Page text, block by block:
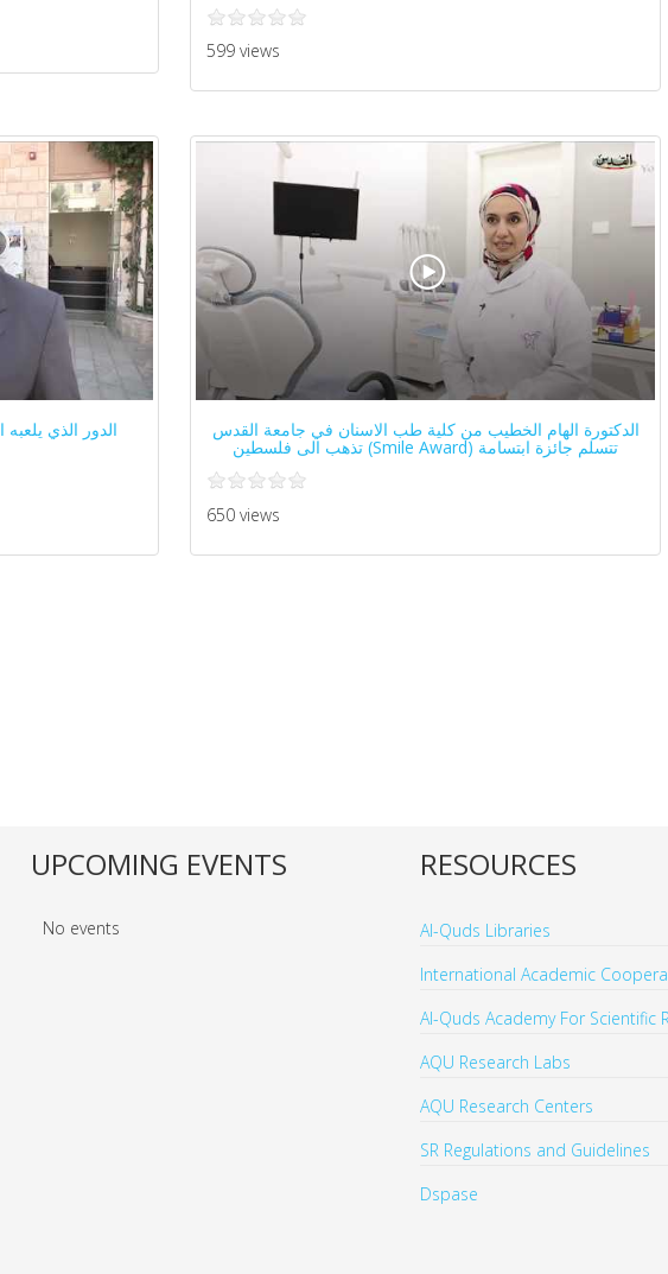
599 views
الدور الذي الدكتورة الهام الخطيب من كلية طب الاسنان في جامعة القدس
تتسلم جائزة ابتسامة (Smile Award) تذهب الى فلسطين
650 views
UPCOMING EVENTS
No events
RESOURCES
Al-Quds Libraries
International Academic
Al-Quds Academy For Scientific
AQU Research Labs
AQU Research Centers
SR Regulations and Guidelines
Dspase